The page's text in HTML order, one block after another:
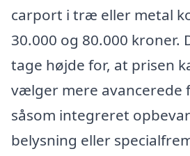
carport i træ eller metal
30.000 og 80.000 kroner.
tage højde for, at prisen
vælger mere avancerede
såsom integreret
belysning eller